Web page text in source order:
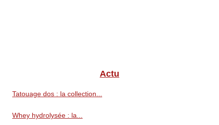
Actu
Tatouage dos : la collection...
Whey hydrolysée : la...